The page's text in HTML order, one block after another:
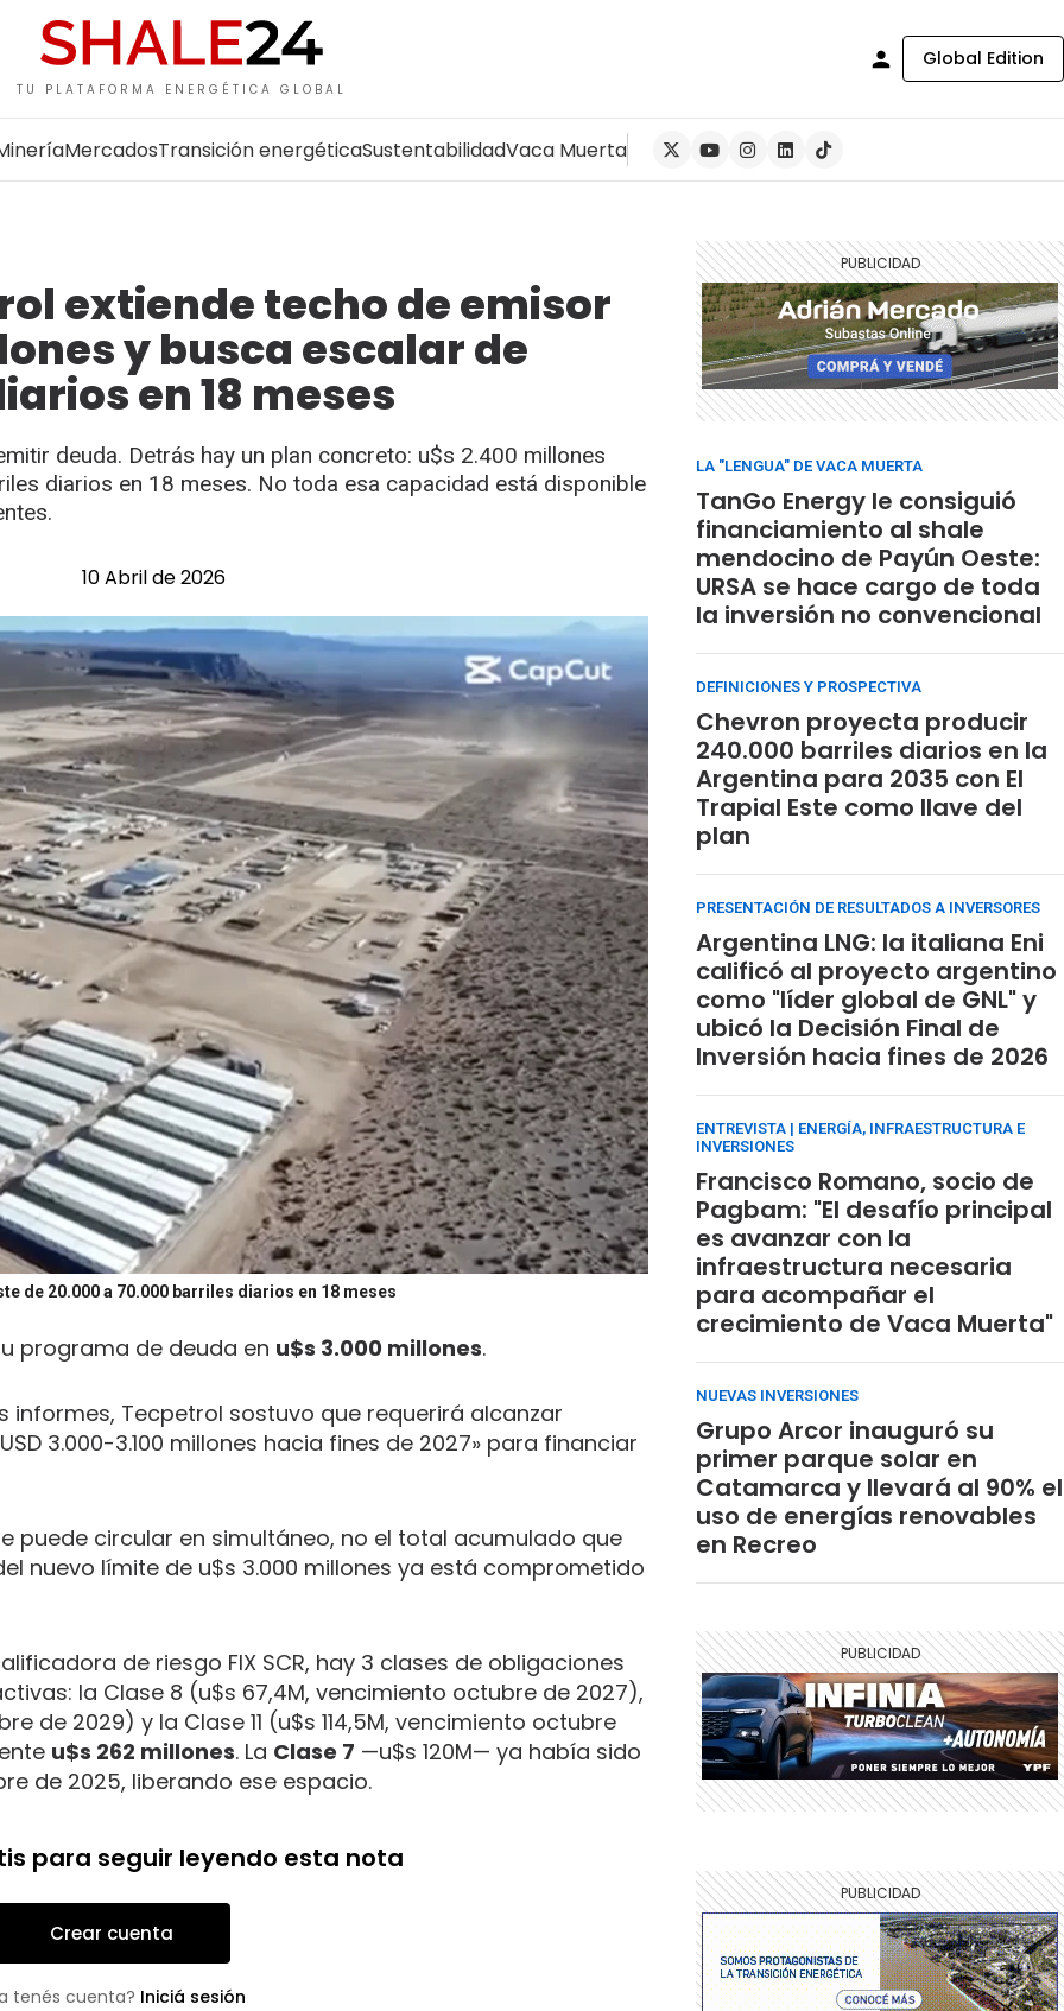
TU PLATAFORMA ENERGÉTICA GLOBAL
Global Edition
MercadosTransición energéticaSustentabilidadVaca Muerta
extiende techo de emisor
y busca escalar de
en 18 meses
deuda. Detrás hay un plan concreto: u$s 2.400 millones
diarios en 18 meses. No toda esa capacidad está disponible
10 Abril de 2026
de 20.000 a 70.000 barriles diarios en 18 meses
programa de deuda en u$s 3.000 millones.
informes, Tecpetrol sostuvo que requerirá alcanzar
3.000-3.100 millones hacia fines de 2027» para financiar
puede circular en simultáneo, no el total acumulado que
nuevo límite de u$s 3.000 millones ya está comprometido
de riesgo FIX SCR, hay 3 clases de obligaciones
la Clase 8 (u$s 67,4M, vencimiento octubre de 2027),
de 2029) y la Clase 11 (u$s 114,5M, vencimiento octubre
u$s 262 millones. La Clase 7 —u$s 120M— ya había sido
de 2025, liberando ese espacio.
para seguir leyendo esta nota
Crear cuenta
tenés cuenta? Iniciá sesión
LA "LENGUA" DE VACA MUERTA
TanGo Energy le consiguió
financiamiento al shale
mendocino de Payún Oeste:
URSA se hace cargo de toda
la inversión no convencional
DEFINICIONES Y PROSPECTIVA
Chevron proyecta producir
240.000 barriles diarios en la
Argentina para 2035 con El
Trapial Este como llave del
plan
PRESENTACIÓN DE RESULTADOS A INVERSORES
Argentina LNG: la italiana Eni
calificó al proyecto argentino
como "líder global de GNL" y
ubicó la Decisión Final de
Inversión hacia fines de 2026
ENTREVISTA | ENERGÍA, INFRAESTRUCTURA E
INVERSIONES
Francisco Romano, socio de
Pagbam: "El desafío principal
es avanzar con la
infraestructura necesaria
para acompañar el
crecimiento de Vaca Muerta"
NUEVAS INVERSIONES
Grupo Arcor inauguró su
primer parque solar en
Catamarca y llevará al 90% el
uso de energías renovables
en Recreo